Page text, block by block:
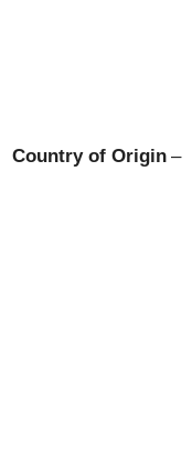
Country of Origin –